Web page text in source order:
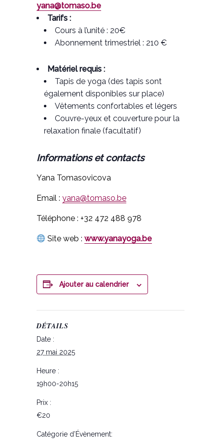
yana@tomaso.be
Tarifs :
Cours à l’unité : 20€
Abonnement trimestriel : 210 €
Matériel requis :
Tapis de yoga (des tapis sont
également disponibles sur place)
Vêtements confortables et légers
Couvre-yeux et couverture pour la
relaxation finale (facultatif)
Informations et contacts
Yana Tomasovicova
Email : yana@tomaso.be
Téléphone : +32 472 488 978
Site web :www.yanayoga.be
Ajouter au calendrier
DÉTAILS
Date :
27 mai 2025
Heure :
19h00-20h15
Prix :
€20
Catégorie d’Évènement: